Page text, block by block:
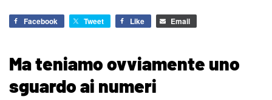
Facebook Tweet Like Email
Ma teniamo ovviamente uno
sguardo ai numeri